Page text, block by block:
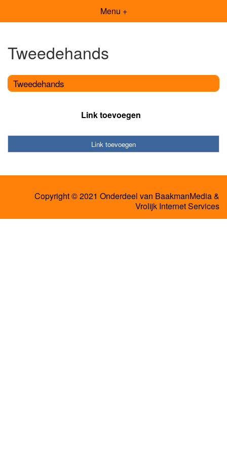
Menu +
Tweedehands
Tweedehands
Link toevoegen
Link toevoegen
Copyright © 2021 Onderdeel van BaakmanMedia&
Vrolijk Internet Services